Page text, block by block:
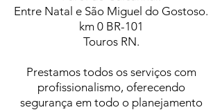
Entre Natal e São Miguel do Gostoso.
km 0 BR-101
Touros RN.
Prestamos todos os serviços com
profissionalismo, oferecendo
segurança em todo o planejamento